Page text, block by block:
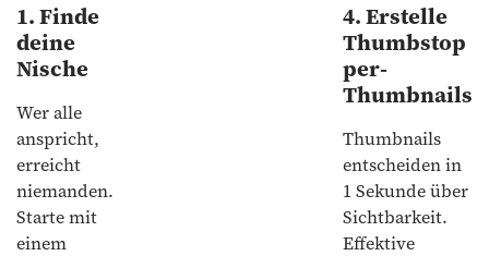
1. Finde
deine
Nische
Wer alle
anspricht,
erreicht
niemanden.
Starte mit
einem
4. Erstelle
Thumbstop
per-
Thumbnails
Thumbnails
entscheiden in
1 Sekunde über
Sichtbarkeit.
Effektive